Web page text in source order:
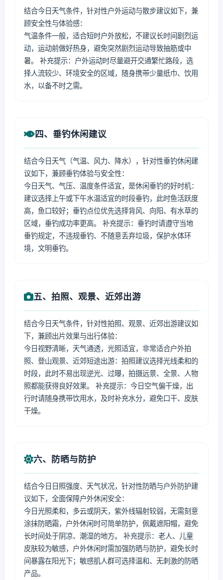
结合今日天气条件，针对性户外运动与散步建议如下，兼
顾安全性与体验感：
气温条件一般，适合短时户外放松，不建议长时间剧烈运
动，运动前做好热身，避免突然剧烈运动导致抽筋或中
暑。 补充提示：户外运动时尽量避开交通繁忙路段，选
择人流较少、环境安全的区域，随身携带少量纸巾、饮用
水，以备不时之需。
四、垂钓休闲建议
结合今日天气（气温、风力、降水），针对性垂钓休闲建
议如下，兼顾垂钓体验与安全性：
今日天气、气压、温度条件适宜，是休闲垂钓的好时机：
建议选择上午或下午水温适宜的时段垂钓，此时鱼活跃度
高，鱼口较好；垂钓点位优先选择背风、向阳、有水草的
区域，垂钓成功率更高。 补充提示：垂钓时请遵守当地
垂钓规定，不违规垂钓、不随意丢弃垃圾，保护水体环
境，文明垂钓。
五、拍照、观景、近郊出游
结合今日天气条件，针对性拍照、观景、近郊出游建议如
下，兼顾出片效果与出行体验：
今日视野清晰，天气通透，光照适宜，非常适合户外拍
照、登山观景、近郊短途出游：拍照建议选择光线柔和的
时段，此时不易出现逆光、过曝，拍摄远景、全景、人物
照都能获得良好效果。 补充提示：今日空气偏干燥，出
行时请随身携带饮用水，及时补充水分，避免口干、皮肤
干燥。
六、防晒与防护
结合今日日照强度、天气状况，针对性防晒与户外防护建
议如下，全面保障户外休闲安全：
今日光照柔和，多云或阴天，紫外线辐射较弱，无需刻意
涂抹防晒霜，户外休闲时可简单防护，佩戴遮阳帽，避免
长时间处于阴凉、潮湿的地方。 补充提示：老人、儿童
皮肤较为敏感，户外休闲时需加强防晒与防护，避免长时
间暴露在阳光下；敏感肌人群可选择温和、无刺激的防晒
产品。